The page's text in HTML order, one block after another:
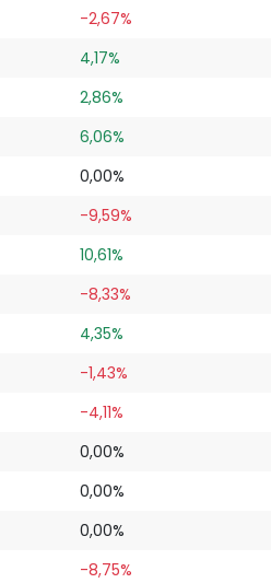
-2,67%
4,17%
2,86%
6,06%
0,00%
-9,59%
10,61%
-8,33%
4,35%
-1,43%
-4,11%
0,00%
0,00%
0,00%
-8,75%